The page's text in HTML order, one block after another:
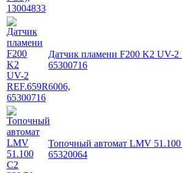
Датчик пламени F200 K2 UV-2
65300716
Топочный автомат LMV 51.100
65320064